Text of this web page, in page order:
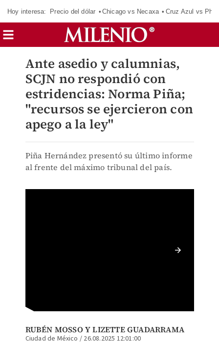
Hoy interesa: Precio del dólar Chicago vs Necaxa Cruz Azul vs
Ante asedio y calumnias,
SCJN no respondió con
estridencias: Norma Piña;
"recursos se ejercieron con
apego a la ley"
Piña Hernández presentó su último informe
al frente del máximo tribunal del país.
RUBÉN MOSSOYLIZETTE GUADARRAMA
Ciudad de México / 26.08.2025 12:01:00